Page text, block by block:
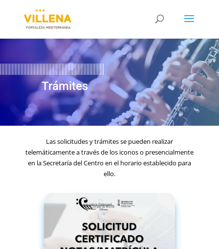
Trámites
Las solicitudes y trámites se pueden realizar
telemáticamente a través de los iconos o presencialmente
en la Secretaría del Centro en el horario establecido para
ello.